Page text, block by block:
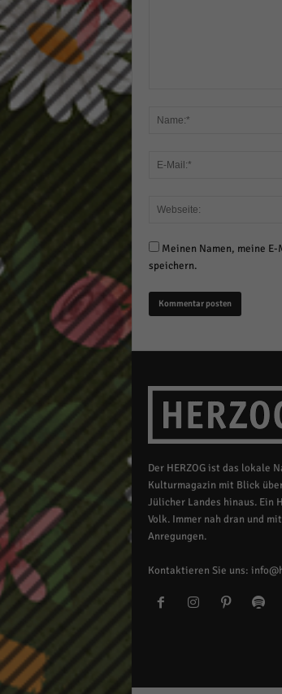
Meinen Namen, meine
speichern.
Der HERZOG ist das lokale
Kulturmagazin mit Blick
Jülicher Landes hinaus. Ein
Volk. Immer nah dran und
Anregungen.
Kontaktieren Sie uns: